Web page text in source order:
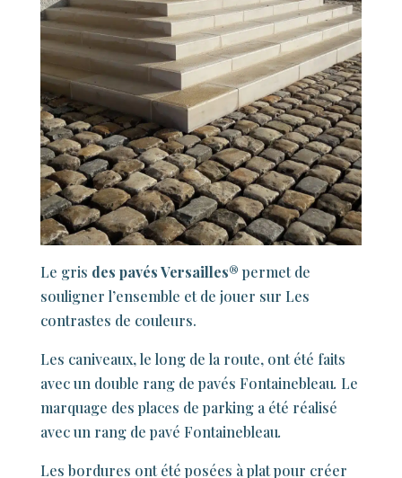
Le gris des pavés Versailles® permet de
souligner l’ensemble et de jouer sur Les
contrastes de couleurs.
Les caniveaux, le long de la route, ont été faits
avec un double rang de pavés Fontainebleau. Le
marquage des places de parking a été réalisé
avec un rang de pavé Fontainebleau.
Les bordures ont été posées à plat pour créer